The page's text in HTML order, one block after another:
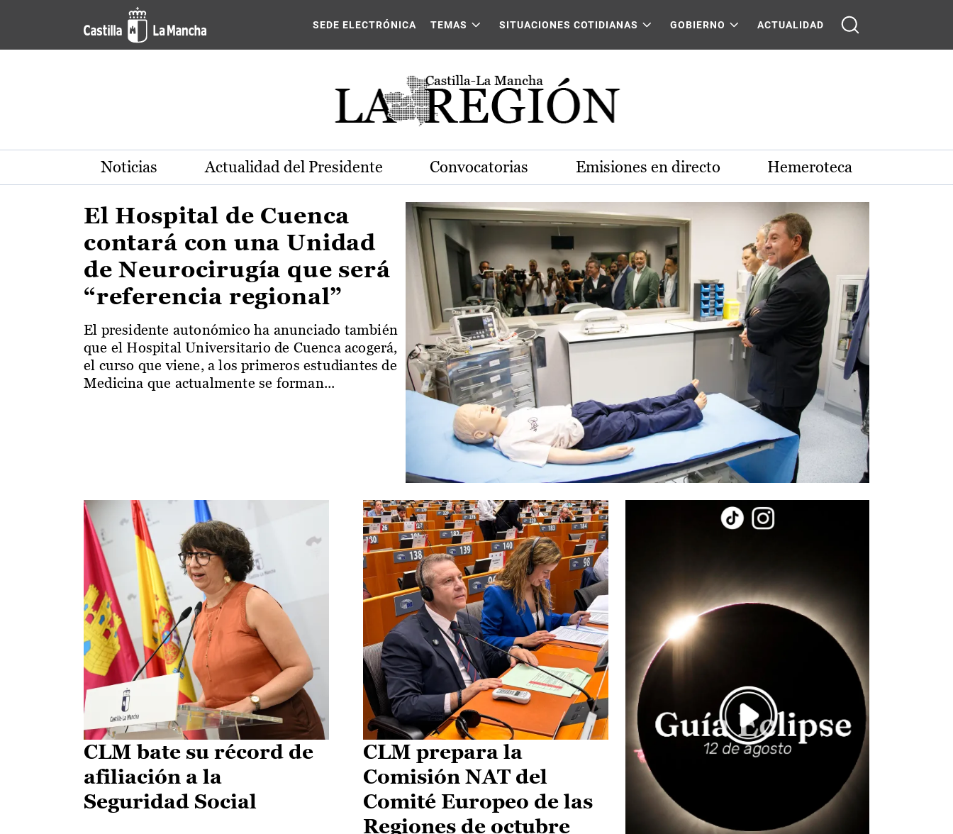
Pasar al contenido principal
Actualidad de la región de Castilla-La Mancha
SEDE ELECTRÓNICA TEMAS SITUACIONES COTIDIANAS GOBIERNO ACTUALIDAD
Noticias Actualidad del Presidente Convocatorias Emisiones en directo Hemeroteca
El Hospital de Cuenca
contará con una Unidad
de Neurocirugía que será
“referencia regional”
El presidente autonómico ha anunciado también
que el Hospital Universitario de Cuenca acogerá,
el curso que viene, a los primeros estudiantes de
Medicina que actualmente se forman...
CLM bate su récord de
afiliación a la
Seguridad Social
CLM prepara la
Comisión NAT del
Comité Europeo de las
Regiones de octubre